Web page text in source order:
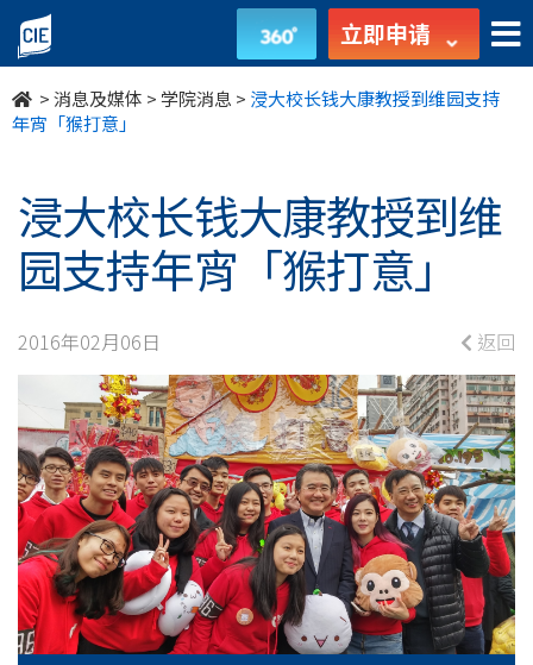
浸
大
校
钱
大
康
教
授
到
维
园
支
立即申请
>消息及媒体 >学院消息 > 浸大校长钱大康教授到维园支持
年宵「猴打意」
浸大校长钱大康教授到维
园支持年宵「猴打意」
2016年02月06日 返回